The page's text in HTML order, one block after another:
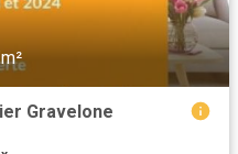
Gravelone